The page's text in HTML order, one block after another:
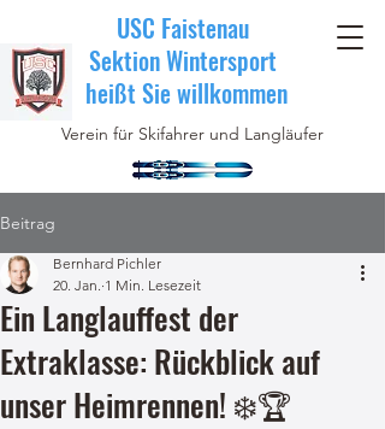
USC Faistenau
Sektion Wintersport
heißt Sie willkommen
Verein für Skifahrer und Langläufer
Beitrag
Ein Langlauffest der
Extraklasse: Rückblick auf
unser Heimrennen! ❄️🏆
Bernhard Pichler
20. Jan. 1 Min. Lesezeit